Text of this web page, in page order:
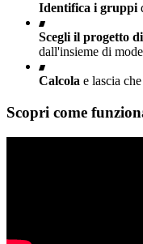
Identifica i gruppi
Scegli il progetto
dall'insieme di
Calcola e lascia
Scopri come